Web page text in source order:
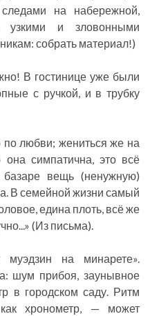
на набережной,
узкими и зловонными
собрать материал!)
В гостинице уже были
с ручкой, и в трубку
по любви; жениться же на
она симпатична, это всё
вещь (ненужную)
В семейной жизни самый
едина плоть, всё же
(Из письма).
на минарете».
шум прибоя, заунывное
в городском саду. Ритм
хронометр, — может